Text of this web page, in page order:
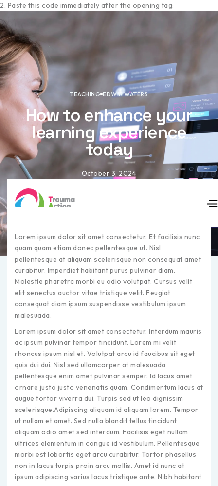
2. Paste this code immediately after the opening tag:
TEACHING EDWIN WATERS
How to enhance your
learning experience
today
October 3, 2024
Lorem ipsum dolor sit amet consectetur. Et facilisis nunc
quam quam etiam donec pellentesque ut. Nisl
pellentesque at aliquam scelerisque non consequat amet
curabitur. Imperdiet habitant purus pulvinar diam.
Molestie pharetra morbi eu odio volutpat. Cursus velit
elit senectus auctor vitae tristique velit. Feugiat
consequat diam ipsum suspendisse vestibulum ipsum
malesuada.
Lorem ipsum dolor sit amet consectetur. Interdum mauris
ac ipsum pulvinar tempor tincidunt. Lorem mi velit
rhoncus ipsum nisl et. Volutpat arcu id faucibus sit eget
quis dui dui. Nisl sed ullamcorper at malesuada
pellentesque enim amet pulvinar semper. Id lacus amet
ornare justo justo venenatis quam. Condimentum lacus at
augue tortor viverra dui. Turpis sed ut leo dignissim
scelerisque.Adipiscing aliquam id aliquam lorem. Tempor
ut nullam et amet. Sed nulla blandit tellus tincidunt
aliquam odio amet sed interdum. Facilisis eget nullam
ultrices elementum in congue id vestibulum. Pellentesque
morbi est lobortis eget arcu curabitur. Tortor phasellus
non in lacus turpis proin arcu mollis. Amet id nunc at
ipsum adipiscing varius lacus tristique ante. Nibh habitant